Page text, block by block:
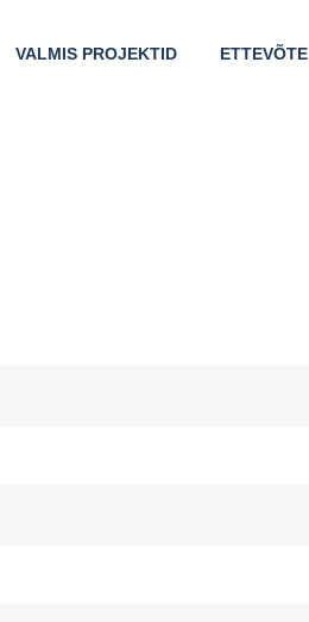
VALMIS PROJEKTID ETTEVÕTE